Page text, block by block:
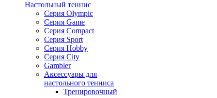
Настольный теннис
Серия Olympic
Серия Game
Серия Compact
Серия Sport
Серия Hobby
Серия City
Gambler
Аксессуары для
настольного тенниса
Тренировочный